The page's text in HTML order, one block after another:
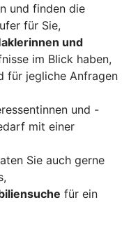
und finden die
für Sie,
und
im Blick haben,
für jegliche Anfragen
und -
mit einer
Sie auch gerne
für ein